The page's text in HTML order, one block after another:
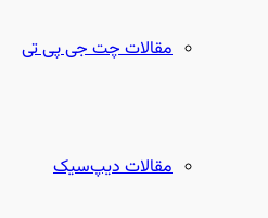
مقالات چت جی پی تی
مقالات دیپ‌سیک